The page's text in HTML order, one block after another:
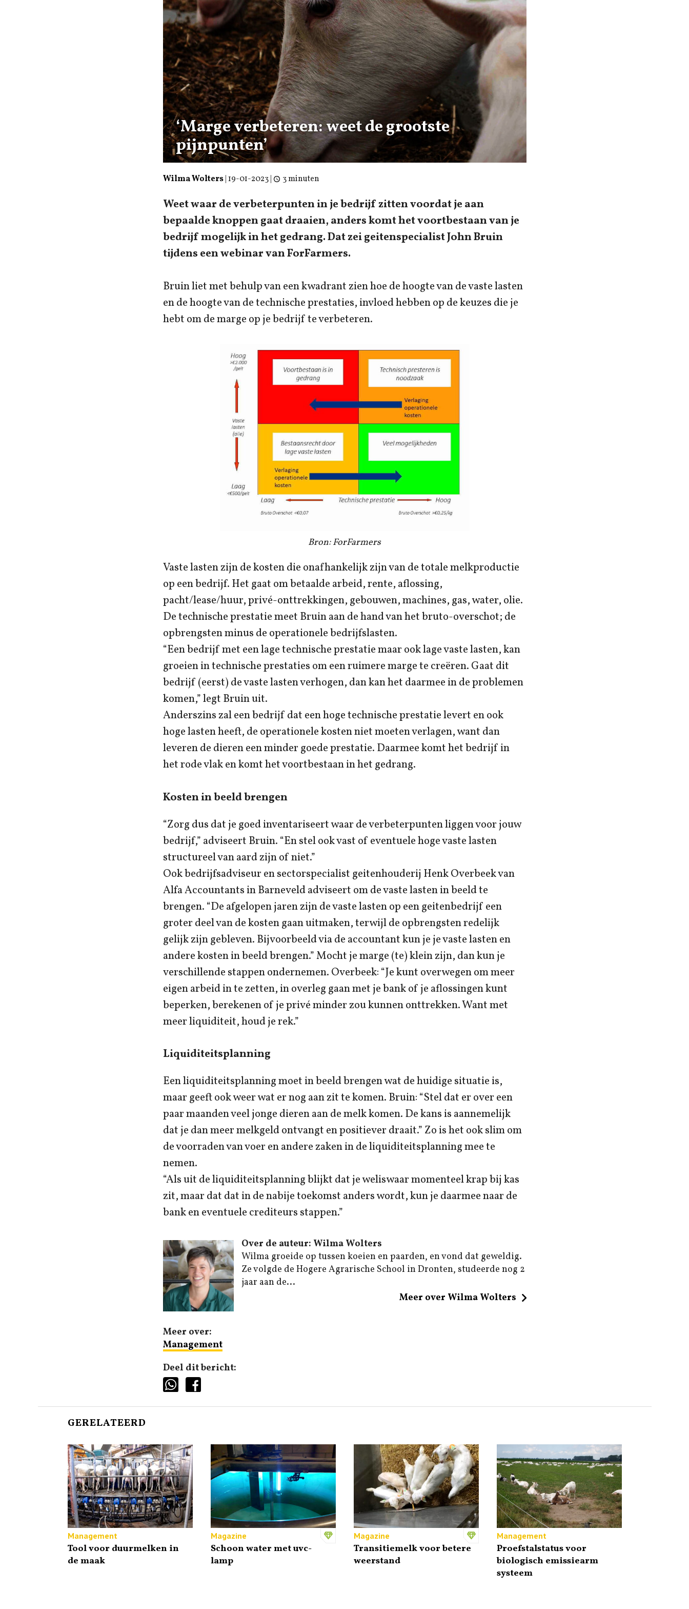
‘Marge verbeteren: weet de grootste
pijnpunten’
Wilma Wolters| 19-01-2023| 3 minuten
Weet waar de verbeterpunten in je bedrijf zitten voordat je aan
bepaalde knoppen gaat draaien, anders komt het voortbestaan van je
bedrijf mogelijk in het gedrang. Dat zei geitenspecialist John Bruin
tijdens een webinar van ForFarmers.
Bruin liet met behulp van een kwadrant zien hoe de hoogte van de vaste lasten
en de hoogte van de technische prestaties, invloed hebben op de keuzes die je
hebt om de marge op je bedrijf te verbeteren.
Bron: ForFarmers
Vaste lasten zijn de kosten die onafhankelijk zijn van de totale melkproductie
op een bedrijf. Het gaat om betaalde arbeid, rente, aflossing,
pacht/lease/huur, privé-onttrekkingen, gebouwen, machines, gas, water, olie.
De technische prestatie meet Bruin aan de hand van het bruto-overschot; de
opbrengsten minus de operationele bedrijfslasten.
“Een bedrijf met een lage technische prestatie maar ook lage vaste lasten, kan
groeien in technische prestaties om een ruimere marge te creëren. Gaat dit
bedrijf (eerst) de vaste lasten verhogen, dan kan het daarmee in de problemen
komen,” legt Bruin uit.
Anderszins zal een bedrijf dat een hoge technische prestatie levert en ook
hoge lasten heeft, de operationele kosten niet moeten verlagen, want dan
leveren de dieren een minder goede prestatie. Daarmee komt het bedrijf in
het rode vlak en komt het voortbestaan in het gedrang.
Kosten in beeld brengen
“Zorg dus dat je goed inventariseert waar de verbeterpunten liggen voor jouw
bedrijf,” adviseert Bruin. “En stel ook vast of eventuele hoge vaste lasten
structureel van aard zijn of niet.”
Ook bedrijfsadviseur en sectorspecialist geitenhouderij Henk Overbeek van
Alfa Accountants in Barneveld adviseert om de vaste lasten in beeld te
brengen. “De afgelopen jaren zijn de vaste lasten op een geitenbedrijf een
groter deel van de kosten gaan uitmaken, terwijl de opbrengsten redelijk
gelijk zijn gebleven. Bijvoorbeeld via de accountant kun je je vaste lasten en
andere kosten in beeld brengen.” Mocht je marge (te) klein zijn, dan kun je
verschillende stappen ondernemen. Overbeek: “Je kunt overwegen om meer
eigen arbeid in te zetten, in overleg gaan met je bank of je aflossingen kunt
beperken, berekenen of je privé minder zou kunnen onttrekken. Want met
meer liquiditeit, houd je rek.”
Liquiditeitsplanning
Een liquiditeitsplanning moet in beeld brengen wat de huidige situatie is,
maar geeft ook weer wat er nog aan zit te komen. Bruin: “Stel dat er over een
paar maanden veel jonge dieren aan de melk komen. De kans is aannemelijk
dat je dan meer melkgeld ontvangt en positiever draait.” Zo is het ook slim om
de voorraden van voer en andere zaken in de liquiditeitsplanning mee te
nemen.
“Als uit de liquiditeitsplanning blijkt dat je weliswaar momenteel krap bij kas
zit, maar dat dat in de nabije toekomst anders wordt, kun je daarmee naar de
bank en eventuele crediteurs stappen.”
Over de auteur: Wilma Wolters
Wilma groeide op tussen koeien en paarden, en vond dat geweldig.
Ze volgde de Hogere Agrarische School in Dronten, studeerde nog 2
jaar aan de...
Meer over Wilma Wolters
Meer over:
Management
Deel dit bericht:
GERELATEERD
Management
Tool voor duurmelken in
de maak
Magazine
Schoon water met uvc-
lamp
Magazine
Transitiemelk voor betere
weerstand
Management
Proefstalstatus voor
biologisch emissiearm
systeem